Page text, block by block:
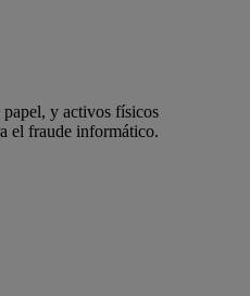
y activos físicos
el fraude informático.